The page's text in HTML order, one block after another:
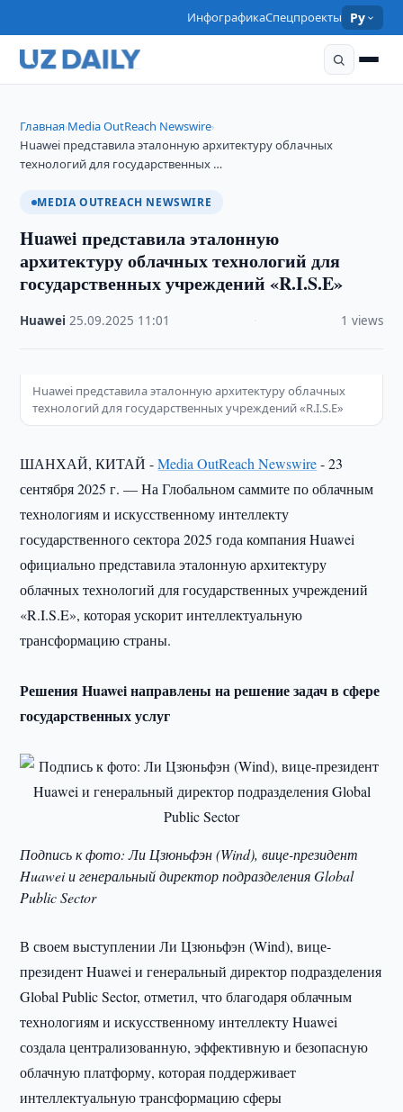
ИнфографикаСпецпроекты Ру
Главная›Media OutReach Newswire›
Huawei представила эталонную архитектуру облачных
технологий для государственных …
MEDIA OUTREACH NEWSWIRE
Huawei представила эталонную
архитектуру облачных технологий для
государственных учреждений «R.I.S.E»
Huawei ·25.09.2025 11:01 1 views
Huawei представила эталонную архитектуру облачных
технологий для государственных учреждений «R.I.S.E»
ШАНХАЙ, КИТАЙ -Media OutReach Newswire- 23
сентября 2025 г. — На Глобальном саммите по облачным
технологиям и искусственному интеллекту
государственного сектора 2025 года компания Huawei
официально представила эталонную архитектуру
облачных технологий для государственных учреждений
«R.I.S.E», которая ускорит интеллектуальную
трансформацию страны.
Решения Huawei направлены на решение задач в сфере
государственных услуг
Подпись к фото: Ли Цзюньфэн (Wind), вице-президент
Huawei и генеральный директор подразделения Global
Public Sector
В своем выступлении Ли Цзюньфэн (Wind), вице-
президент Huawei и генеральный директор подразделения
Global Public Sector, отметил, что благодаря облачным
технологиям и искусственному интеллекту Huawei
создала централизованную, эффективную и безопасную
облачную платформу, которая поддерживает
интеллектуальную трансформацию сферы